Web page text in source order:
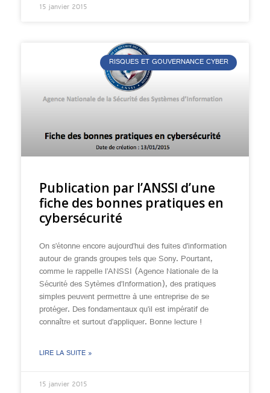
15 janvier 2015
RISQUES ET GOUVERNANCE CYBER
Publication par l’ANSSI d’une
fiche des bonnes pratiques en
cybersécurité
On s’étonne encore aujourd’hui des fuites d’information
autour de grands groupes tels que Sony. Pourtant,
comme le rappelle l’ANSSI (Agence Nationale de la
Sécurité des Sytèmes d’Information), des pratiques
simples peuvent permettre à une entreprise de se
protéger. Des fondamentaux qu’il est impératif de
connaître et surtout d’appliquer. Bonne lecture !
LIRE LA SUITE »
15 janvier 2015